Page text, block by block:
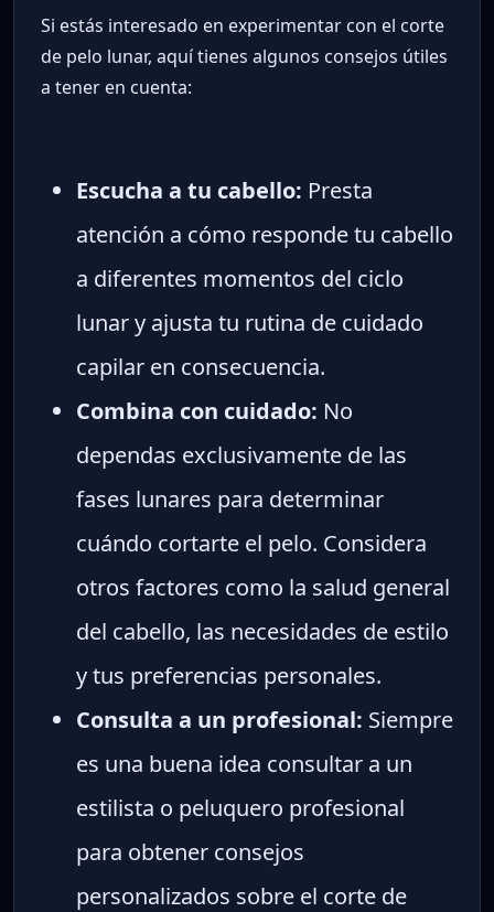
Si estás interesado en experimentar con el corte
de pelo lunar, aquí tienes algunos consejos útiles
a tener en cuenta:
Escucha a tu cabello: Presta
atención a cómo responde tu cabello
a diferentes momentos del ciclo
lunar y ajusta tu rutina de cuidado
capilar en consecuencia.
Combina con cuidado: No
dependas exclusivamente de las
fases lunares para determinar
cuándo cortarte el pelo. Considera
otros factores como la salud general
del cabello, las necesidades de estilo
y tus preferencias personales.
Consulta a un profesional: Siempre
es una buena idea consultar a un
estilista o peluquero profesional
para obtener consejos
personalizados sobre el corte de